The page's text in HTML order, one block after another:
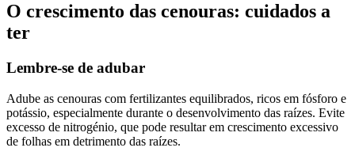
O crescimento das cenouras: cuidados a
ter
Lembre-se de adubar
Adube as cenouras com fertilizantes equilibrados, ricos em fósforo e
potássio, especialmente durante o desenvolvimento das raízes. Evite
excesso de nitrogénio, que pode resultar em crescimento excessivo
de folhas em detrimento das raízes.